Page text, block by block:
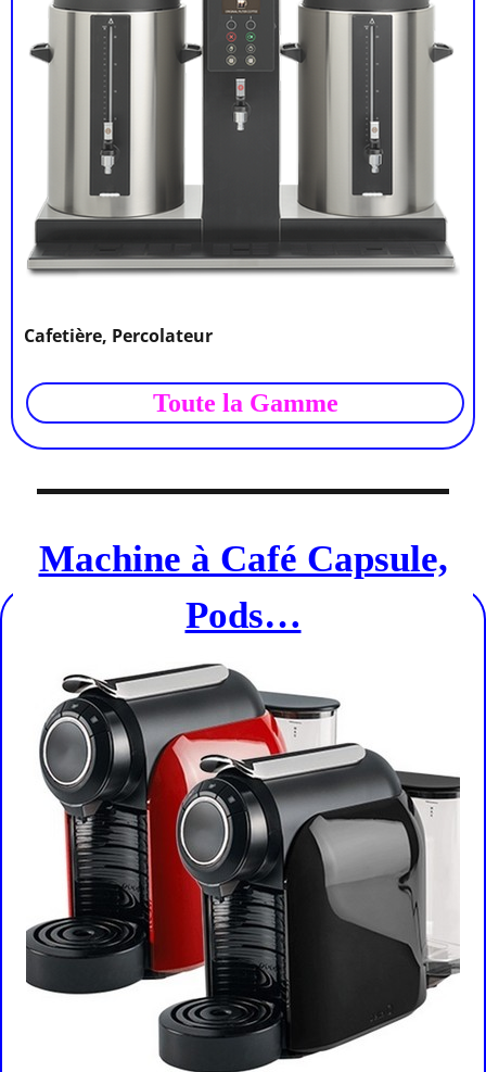
Cafetière, Percolateur
Toute la Gamme
Machine à Café Capsule,
Pods…